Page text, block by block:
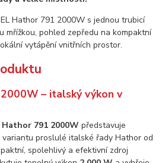
– italský výkon v
Hathor 791 2000W představuje
proslulé italské řady Hathor od
spolehlivý a efektivní zdroj